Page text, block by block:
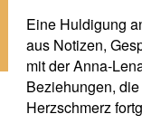
Eine Huldigung
aus Notizen,
mit der Anna-
Beziehungen,
Herzschmerz